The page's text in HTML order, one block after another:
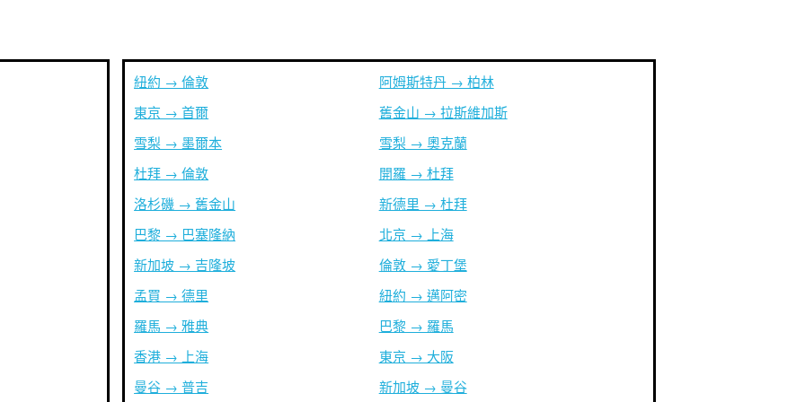
紐約 → 倫敦
東京 → 首爾
雪梨 → 墨爾本
杜拜 → 倫敦
洛杉磯 → 舊金山
巴黎 → 巴塞隆納
新加坡 → 吉隆坡
孟買 → 德里
羅馬 → 雅典
香港 → 上海
曼谷 → 普吉
阿姆斯特丹 → 柏林
舊金山 → 拉斯維加斯
雪梨 → 奧克蘭
開羅 → 杜拜
新德里 → 杜拜
北京 → 上海
倫敦 → 愛丁堡
紐約 → 邁阿密
巴黎 → 羅馬
東京 → 大阪
新加坡 → 曼谷